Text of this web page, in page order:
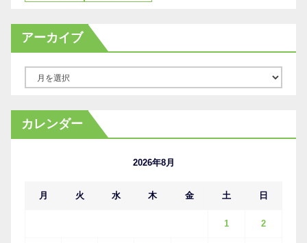
アーカイブ
カ
イ
カレンダー
2026年8月
月 火 水 木 金 土 日
1 2